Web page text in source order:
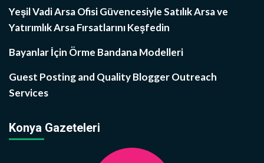
Yeşil Vadi Arsa Ofisi Güvencesiyle Satılık Arsa ve
Yatırımlık Arsa Fırsatlarını Keşfedin
Bayanlar İçin Örme Bandana Modelleri
Guest Posting and Quality Blogger Outreach
Services
Konya Gazeteleri